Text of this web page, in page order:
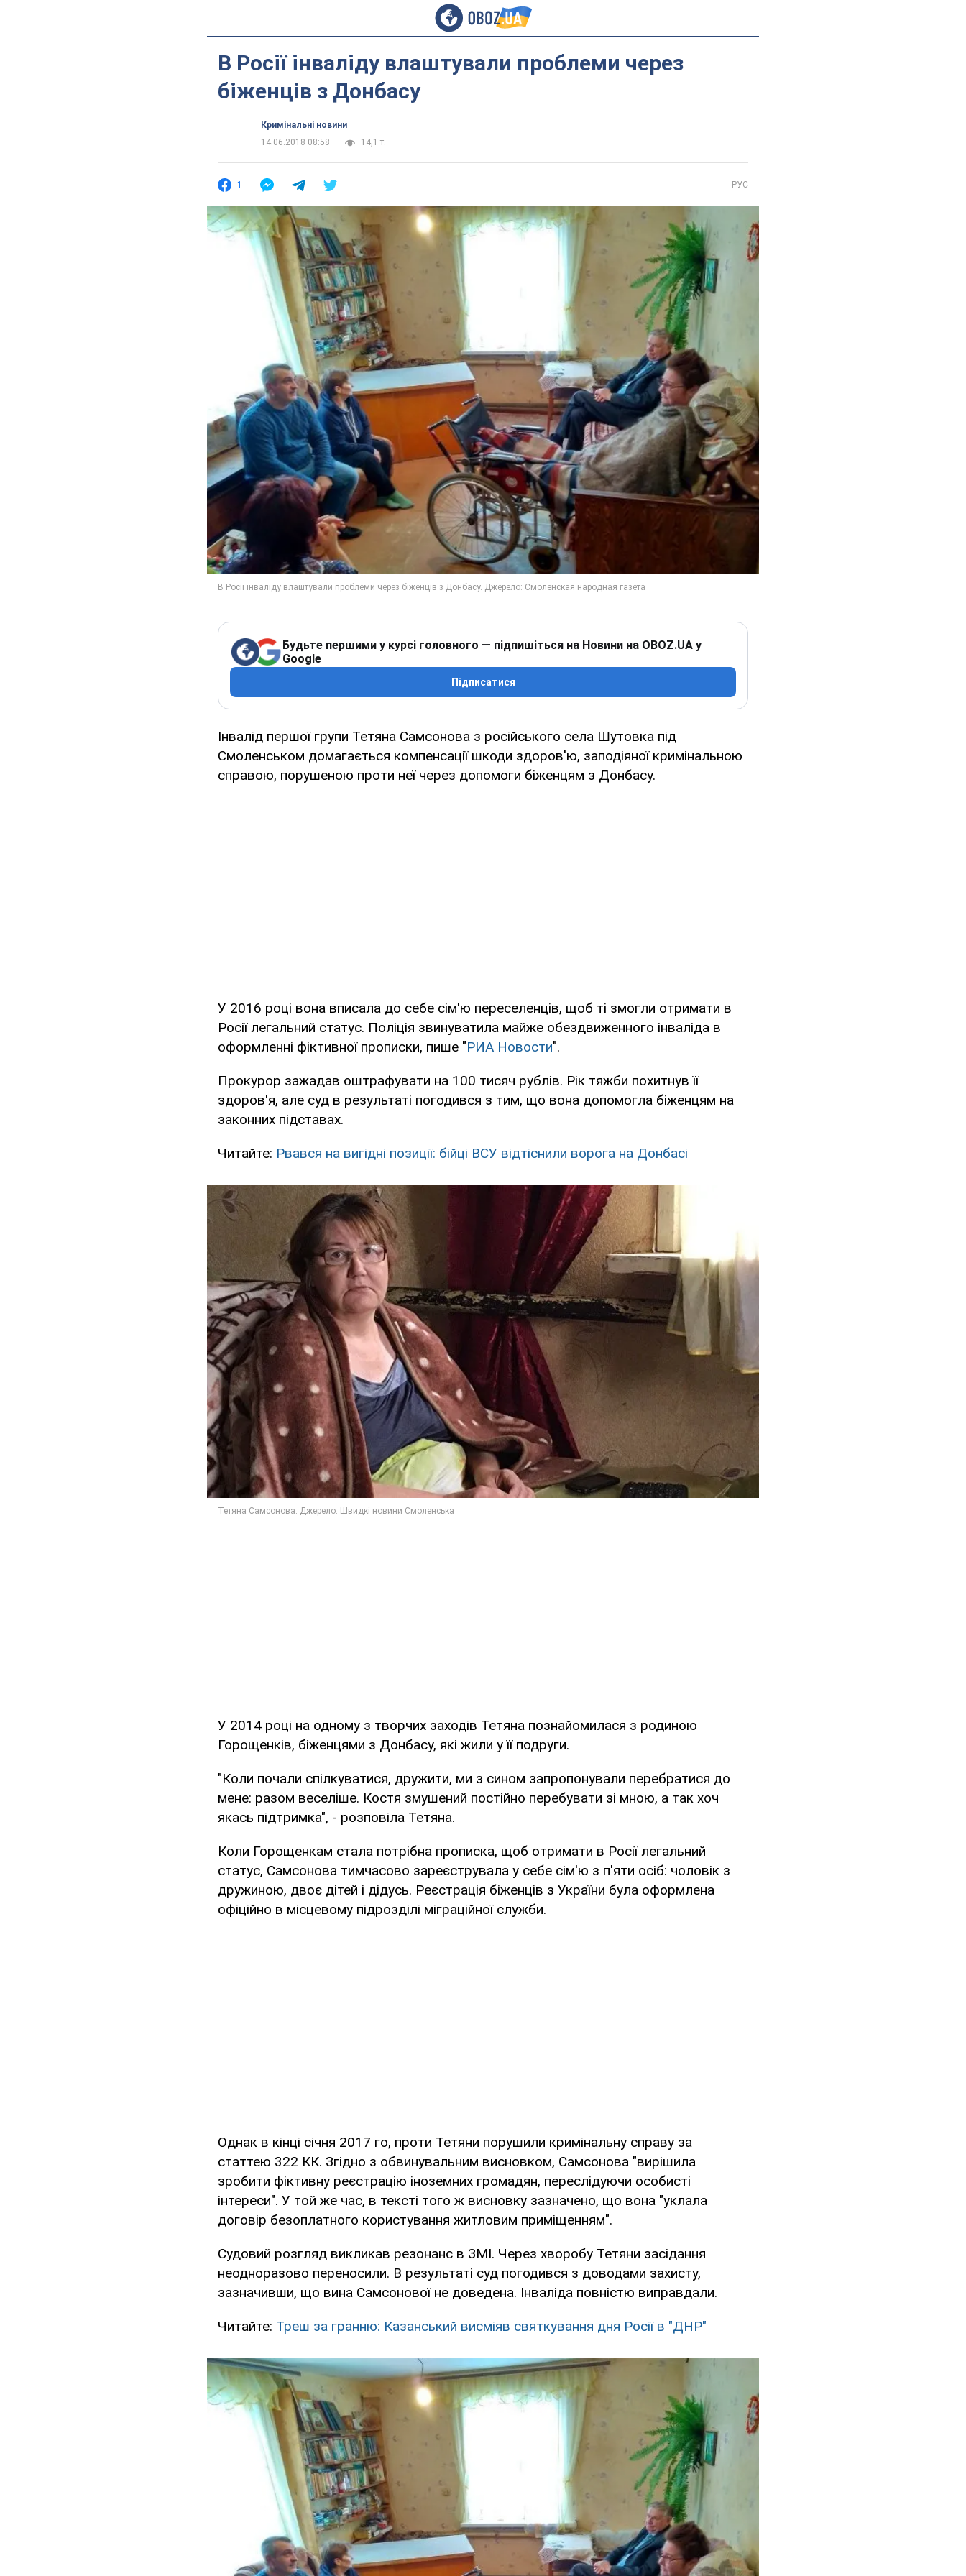
В Росії інваліду влаштували проблеми через
біженців з Донбасу
Кримінальні новини
14.06.2018 08:58
14,1 т.
1 РУС
Будьте першими у курсі головного — підпишіться на Новини на OBOZ.UA у
Google
Підписатися
Інвалід першої групи Тетяна Самсонова з російського села Шутовка під
Смоленськом домагається компенсації шкоди здоров'ю, заподіяної кримінальною
справою, порушеною проти неї через допомоги біженцям з Донбасу.
У 2016 році вона вписала до себе сім'ю переселенців, щоб ті змогли отримати в
Росії легальний статус. Поліція звинуватила майже обездвиженного інваліда в
оформленні фіктивної прописки, пише "РИА Новости".
Прокурор зажадав оштрафувати на 100 тисяч рублів. Рік тяжби похитнув її
здоров'я, але суд в результаті погодився з тим, що вона допомогла біженцям на
законних підставах.
Читайте: Рвався на вигідні позиції: бійці ВСУ відтіснили ворога на Донбасі
У 2014 році на одному з творчих заходів Тетяна познайомилася з родиною
Горощенків, біженцями з Донбасу, які жили у її подруги.
"Коли почали спілкуватися, дружити, ми з сином запропонували перебратися до
мене: разом веселіше. Костя змушений постійно перебувати зі мною, а так хоч
якась підтримка", - розповіла Тетяна.
Коли Горощенкам стала потрібна прописка, щоб отримати в Росії легальний
статус, Самсонова тимчасово зареєструвала у себе сім'ю з п'яти осіб: чоловік з
дружиною, двоє дітей і дідусь. Реєстрація біженців з України була оформлена
офіційно в місцевому підрозділі міграційної служби.
Однак в кінці січня 2017 го, проти Тетяни порушили кримінальну справу за
статтею 322 КК. Згідно з обвинувальним висновком, Самсонова "вирішила
зробити фіктивну реєстрацію іноземних громадян, переслідуючи особисті
інтереси". У той же час, в тексті того ж висновку зазначено, що вона "уклала
договір безоплатного користування житловим приміщенням".
Судовий розгляд викликав резонанс в ЗМІ. Через хворобу Тетяни засідання
неодноразово переносили. В результаті суд погодився з доводами захисту,
зазначивши, що вина Самсонової не доведена. Інваліда повністю виправдали.
Читайте: Треш за гранню: Казанський висміяв святкування дня Росії в "ДНР"